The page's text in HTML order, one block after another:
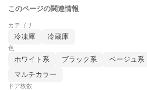
このページの関連情報
カテゴリ
冷凍庫 冷蔵庫
色
ホワイト系 ブラック系 ベージュ系
マルチカラー
ドア枚数